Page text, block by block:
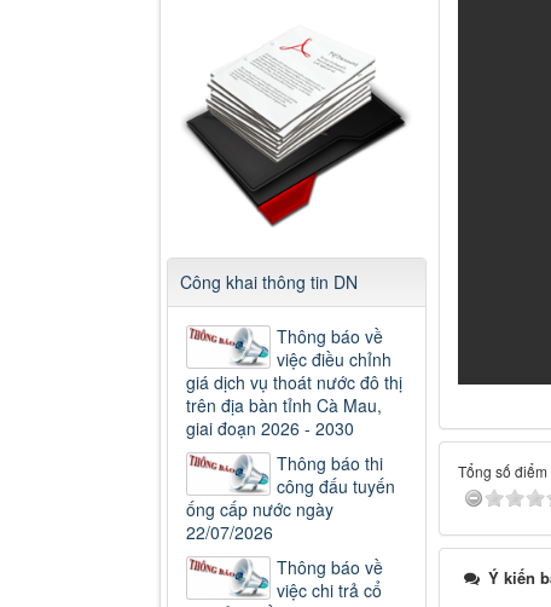
Tổng số
Ý kiến
Công khai thông tin DN
Thông báo về
việc điều chỉnh
giá dịch vụ thoát nước đô thị
trên địa bàn tỉnh Cà Mau,
giai đoạn 2026 - 2030
Thông báo thi
công đấu tuyến
ống cấp nước ngày
22/07/2026
Thông báo về
việc chi trả cổ